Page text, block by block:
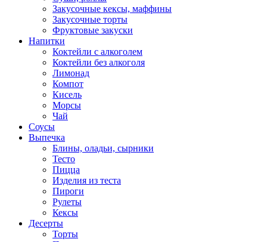
Закусочные кексы, маффины
Закусочные торты
Фруктовые закуски
Напитки
Коктейли с алкоголем
Коктейли без алкоголя
Лимонад
Компот
Кисель
Морсы
Чай
Соусы
Выпечка
Блины, оладьи, сырники
Тесто
Пицца
Изделия из теста
Пироги
Рулеты
Кексы
Десерты
Торты